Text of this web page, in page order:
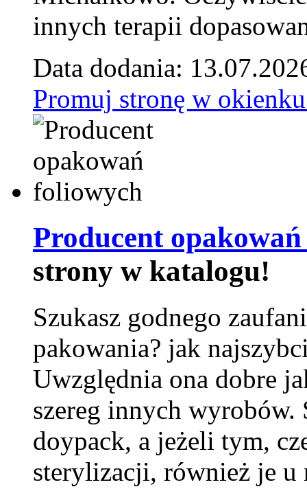
innych terapii
Data dodania:
Promuj stronę w
Producent
strony w katalogu!
Szukasz godnego
pakowania? jak
Uwzględnia ona dobre
szereg innych
doypack, a jeżeli tym,
sterylizacji, również je u